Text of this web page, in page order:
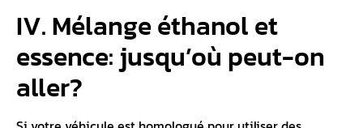
IV. Mélange éthanol et
essence: jusqu’où peut-on
aller?